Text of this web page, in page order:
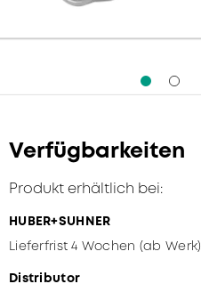
Verfügbarkeiten
Produkt erhältlich bei:
HUBER+SUHNER
Lieferfrist 4 Wochen (ab Werk)
Distributor